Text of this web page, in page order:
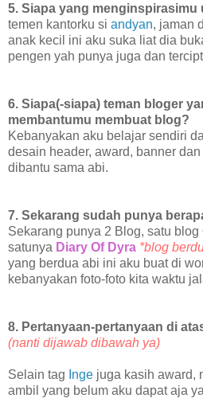
5. Siapa yang
temen kantorku si andyan, jaman
anak kecil ini aku suka liat dia
pengen yah punya juga dan
6. Siapa(-siapa) teman bloger
membantumu membuat blog?
Kebanyakan aku belajar sendiri
desain header, award, banner
dibantu sama abi.
7. Sekarang sudah punya
Sekarang punya 2 Blog, satu blog
satunya Diary Of Dyra *blog
yang berdua abi ini aku buat di
kebanyakan foto-foto kita waktu
8. Pertanyaan-pertanyaan di
(nanti dijawab dibawah ya)
Selain tag Inge juga kasih award,
ambil yang belum aku dapat aja